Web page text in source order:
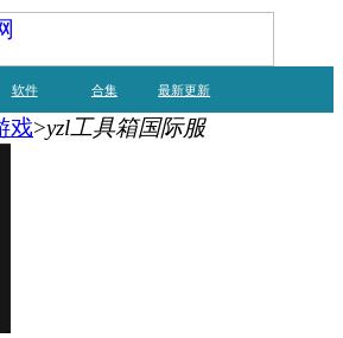
软件 合集 最新更新
戏>yzl工具箱国际服